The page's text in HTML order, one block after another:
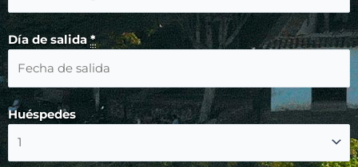
Día de salida*
Huéspedes